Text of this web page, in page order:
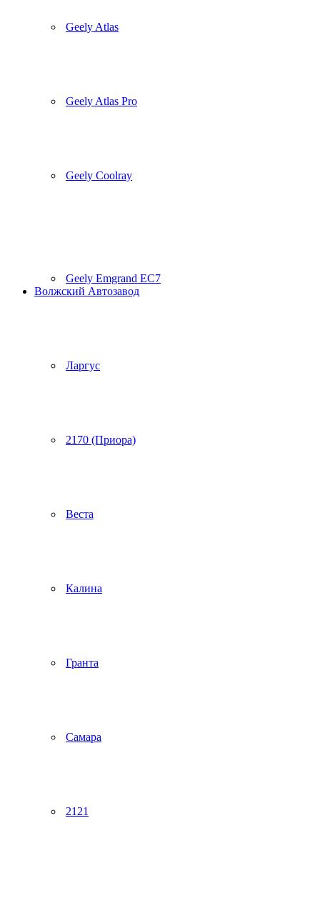
Geely Atlas
Geely Atlas Pro
Geely Coolray
Geely Emgrand EC7
Волжский Автозавод
Ларгус
2170 (Приора)
Веста
Калина
Гранта
Самара
2121